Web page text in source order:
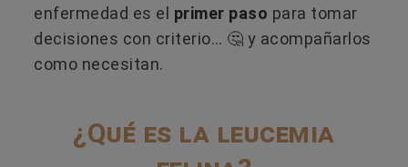
enfermedad es el primer paso para tomar
decisiones con criterio… 🤔​ y acompañarlos
como necesitan.
¿Qué es la leucemia